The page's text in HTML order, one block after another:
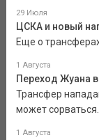
29 Июля
ЦСКА и новый
Еще о
1 Августа
Переход Жуана
Трансфер
может сорваться.
1 Августа